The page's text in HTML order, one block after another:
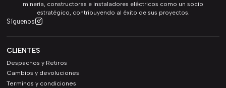
minería, constructoras e instaladores eléctricos como un socio
estratégico, contribuyendo al éxito de sus proyectos.
Síguenos
CLIENTES
Despachos y Retiros
Cambios y devoluciones
Terminos y condiciones